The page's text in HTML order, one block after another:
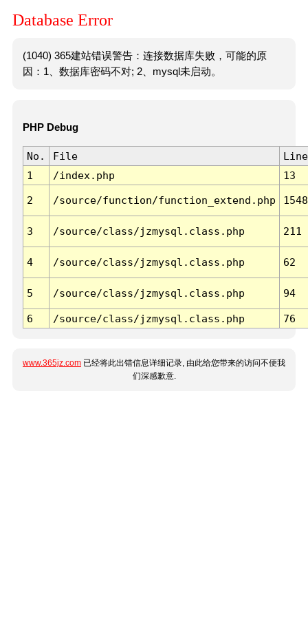
Database Error
(1040) 365建站错误警告：连接数据库失败，可能的原
因：1、数据库密码不对; 2、mysql未启动。
PHP Debug
No. File
Line
1
/index.php 13
2 /source/function/function_extend.php 1548
3 /source/class/jzmysql.class.php 211
4 /source/class/jzmysql.class.php 62
5 /source/class/jzmysql.class.php 94
6 /source/class/jzmysql.class.php 76
www.365jz.com 已经将此出错信息详细记录, 由此给您带来的访问不便我
们深感歉意.